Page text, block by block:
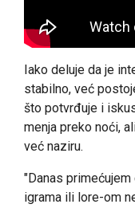
Iako deluje da je
stabilno, već
što potvrđuje i
menja preko noći,
već naziru.
"Danas
igrama ili lore-om